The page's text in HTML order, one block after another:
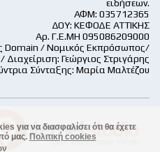
για να διασφαλίσει ότι θα έχετε
μας. Πολιτική cookies
ειδήσεων.
ΑΦΜ: 035712365
ΔΟΥ: ΚΕΦΟΔΕ ΑΤΤΙΚΗΣ
Αρ. Γ.Ε.ΜΗ 095086209000
Domain / Νομικός Εκπρόσωπος/
Διαχείριση: Γεώργιος Στριγάρης
Σύνταξης: Μαρία Μαλτέζου